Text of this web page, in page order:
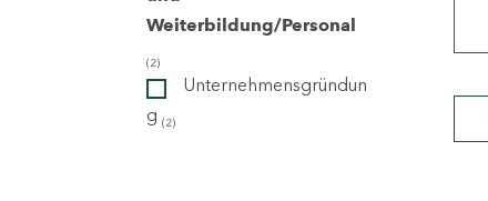
Weiterbildung/Personal
(2)
Unternehmensgründun
g (2)